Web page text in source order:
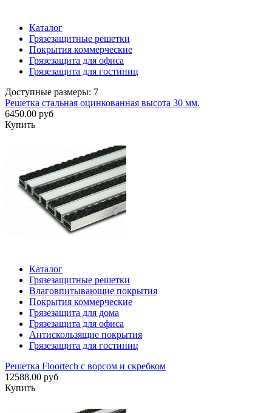
Каталог
Грязезащитные решетки
Покрытия коммерческие
Грязезащита для офиса
Грязезащита для гостиниц
Доступные размеры: 7
Решетка стальная оцинкованная высота 30 мм.
6450.00 руб
Купить
Каталог
Грязезащитные решетки
Влаговпитывающие покрытия
Покрытия коммерческие
Грязезащита для дома
Грязезащита для офиса
Антискользящие покрытия
Грязезащита для гостиниц
Решетка Floortech с ворсом и скребком
12588.00 руб
Купить